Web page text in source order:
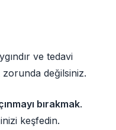
ve tedavi
değilsiniz.
bırakmak.
keşfedin.